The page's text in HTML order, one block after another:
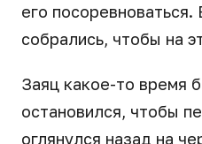
его
собрались, чтобы на
Заяц какое-то время
остановился, чтобы
оглянулся назад на